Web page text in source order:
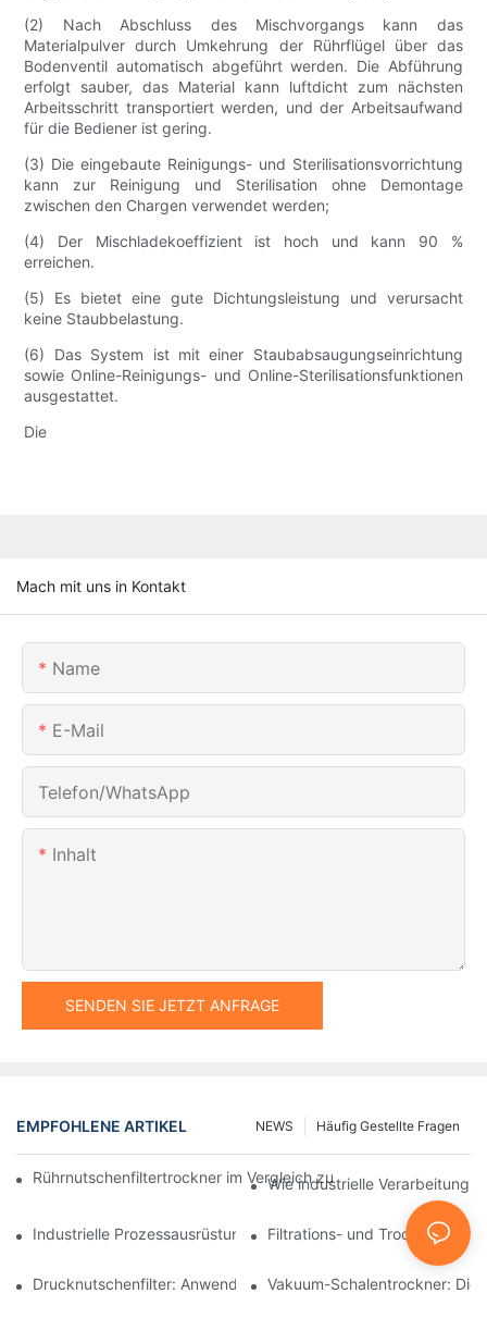
(2) Nach Abschluss des Mischvorgangs kann das
Materialpulver durch Umkehrung der Rührflügel über das
Bodenventil automatisch abgeführt werden. Die Abführung
erfolgt sauber, das Material kann luftdicht zum nächsten
Arbeitsschritt transportiert werden, und der Arbeitsaufwand
für die Bediener ist gering.
(3) Die eingebaute Reinigungs- und Sterilisationsvorrichtung
kann zur Reinigung und Sterilisation ohne Demontage
zwischen den Chargen verwendet werden;
(4) Der Mischladekoeffizient ist hoch und kann 90 %
erreichen.
(5) Es bietet eine gute Dichtungsleistung und verursacht
keine Staubbelastung.
(6) Das System ist mit einer Staubabsaugungseinrichtung
sowie Online-Reinigungs- und Online-Sterilisationsfunktionen
ausgestattet.
Die
Mach mit uns in Kontakt
Name
E-Mail
Telefon/WhatsApp
Inhalt
SENDEN SIE JETZT ANFRAGE
EMPFOHLENE ARTIKEL Häufig Gestellte Fragen
NEWS
Rührnutschenfiltertrockner im Vergleich zu anderen
Wie industrielle
Industrielle Prozessausrüstung: Innovationen, die die Zukunft
Filtrations- und
Drucknutschenfilter: Anwendungen in der Chemie- und
Vakuum-Schalentrockner: